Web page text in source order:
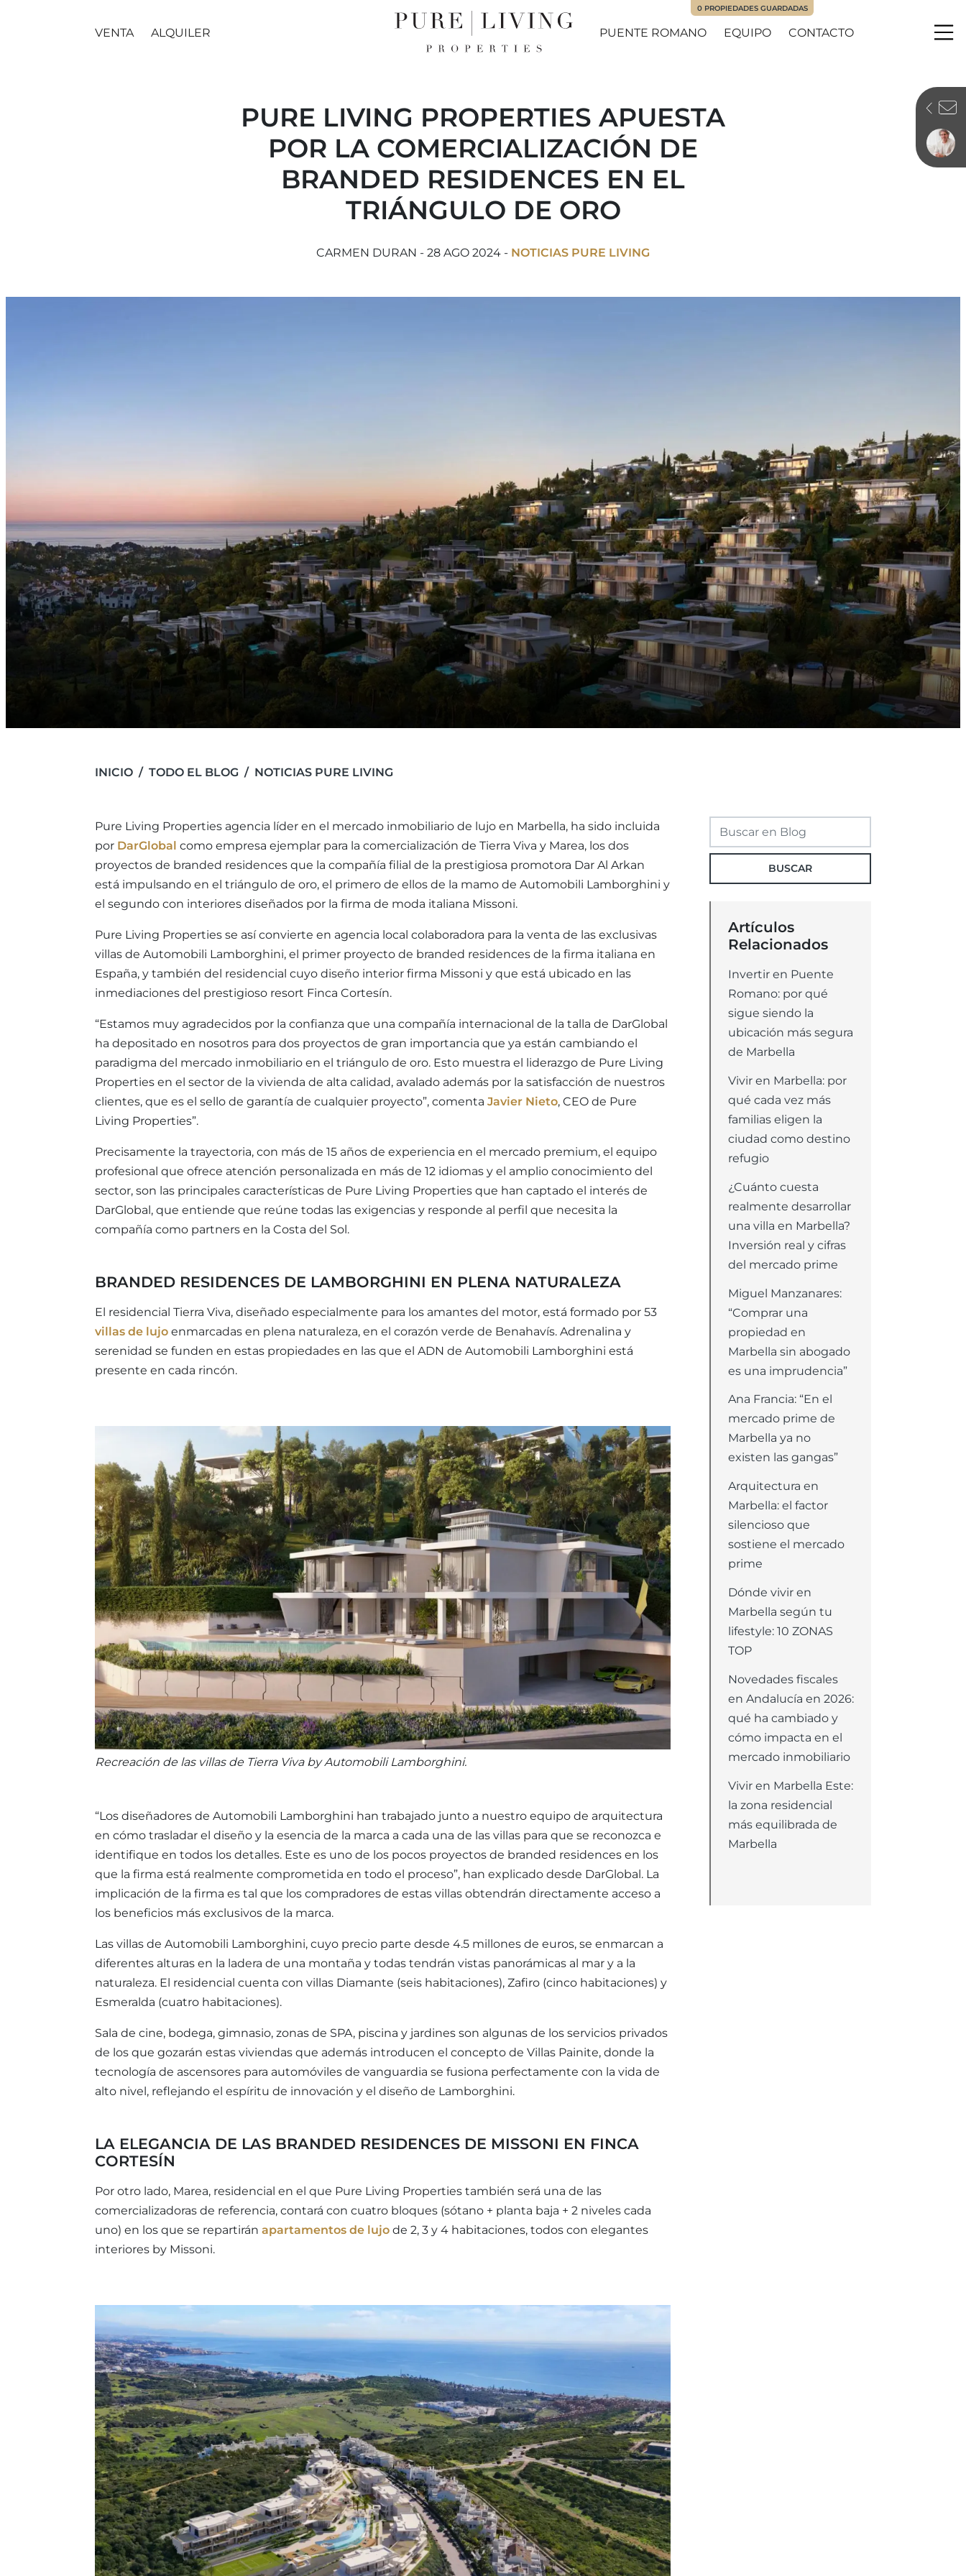
VENTA ALQUILER PUENTE ROMANO EQUIPO CONTACTO
0 PROPIEDADES GUARDADAS
PURE LIVING PROPERTIES APUESTA
POR LA COMERCIALIZACIÓN DE
BRANDED RESIDENCES EN EL
TRIÁNGULO DE ORO
CARMEN DURAN - 28 AGO 2024 - NOTICIAS PURE LIVING
INICIO TODO EL BLOG NOTICIAS PURE LIVING
Pure Living Properties agencia líder en el mercado inmobiliario de lujo en Marbella, ha sido incluida
por DarGlobal como empresa ejemplar para la comercialización de Tierra Viva y Marea, los dos
proyectos de branded residences que la compañía filial de la prestigiosa promotora Dar Al Arkan
está impulsando en el triángulo de oro, el primero de ellos de la mamo de Automobili Lamborghini y
el segundo con interiores diseñados por la firma de moda italiana Missoni.
Pure Living Properties se así convierte en agencia local colaboradora para la venta de las exclusivas
villas de Automobili Lamborghini, el primer proyecto de branded residences de la firma italiana en
España, y también del residencial cuyo diseño interior firma Missoni y que está ubicado en las
inmediaciones del prestigioso resort Finca Cortesín.
“Estamos muy agradecidos por la confianza que una compañía internacional de la talla de DarGlobal
ha depositado en nosotros para dos proyectos de gran importancia que ya están cambiando el
paradigma del mercado inmobiliario en el triángulo de oro. Esto muestra el liderazgo de Pure Living
Properties en el sector de la vivienda de alta calidad, avalado además por la satisfacción de nuestros
clientes, que es el sello de garantía de cualquier proyecto”, comenta Javier Nieto, CEO de Pure
Living Properties”.
Precisamente la trayectoria, con más de 15 años de experiencia en el mercado premium, el equipo
profesional que ofrece atención personalizada en más de 12 idiomas y el amplio conocimiento del
sector, son las principales características de Pure Living Properties que han captado el interés de
DarGlobal, que entiende que reúne todas las exigencias y responde al perfil que necesita la
compañía como partners en la Costa del Sol.
BRANDED RESIDENCES DE LAMBORGHINI EN PLENA NATURALEZA
El residencial Tierra Viva, diseñado especialmente para los amantes del motor, está formado por 53
villas de lujo enmarcadas en plena naturaleza, en el corazón verde de Benahavís. Adrenalina y
serenidad se funden en estas propiedades en las que el ADN de Automobili Lamborghini está
presente en cada rincón.
Recreación de las villas de Tierra Viva by Automobili Lamborghini.
“Los diseñadores de Automobili Lamborghini han trabajado junto a nuestro equipo de arquitectura
en cómo trasladar el diseño y la esencia de la marca a cada una de las villas para que se reconozca e
identifique en todos los detalles. Este es uno de los pocos proyectos de branded residences en los
que la firma está realmente comprometida en todo el proceso”, han explicado desde DarGlobal. La
implicación de la firma es tal que los compradores de estas villas obtendrán directamente acceso a
los beneficios más exclusivos de la marca.
Las villas de Automobili Lamborghini, cuyo precio parte desde 4.5 millones de euros, se enmarcan a
diferentes alturas en la ladera de una montaña y todas tendrán vistas panorámicas al mar y a la
naturaleza. El residencial cuenta con villas Diamante (seis habitaciones), Zafiro (cinco habitaciones) y
Esmeralda (cuatro habitaciones).
Sala de cine, bodega, gimnasio, zonas de SPA, piscina y jardines son algunas de los servicios privados
de los que gozarán estas viviendas que además introducen el concepto de Villas Painite, donde la
tecnología de ascensores para automóviles de vanguardia se fusiona perfectamente con la vida de
alto nivel, reflejando el espíritu de innovación y el diseño de Lamborghini.
LA ELEGANCIA DE LAS BRANDED RESIDENCES DE MISSONI EN FINCA
CORTESÍN
Por otro lado, Marea, residencial en el que Pure Living Properties también será una de las
comercializadoras de referencia, contará con cuatro bloques (sótano + planta baja + 2 niveles cada
uno) en los que se repartirán apartamentos de lujo de 2, 3 y 4 habitaciones, todos con elegantes
interiores by Missoni.
BUSCAR
Artículos
Relacionados
Invertir en Puente
Romano: por qué
sigue siendo la
ubicación más segura
de Marbella
Vivir en Marbella: por
qué cada vez más
familias eligen la
ciudad como destino
refugio
¿Cuánto cuesta
realmente desarrollar
una villa en Marbella?
Inversión real y cifras
del mercado prime
Miguel Manzanares:
“Comprar una
propiedad en
Marbella sin abogado
es una imprudencia”
Ana Francia: “En el
mercado prime de
Marbella ya no
existen las gangas”
Arquitectura en
Marbella: el factor
silencioso que
sostiene el mercado
prime
Dónde vivir en
Marbella según tu
lifestyle: 10 ZONAS
TOP
Novedades fiscales
en Andalucía en 2026:
qué ha cambiado y
cómo impacta en el
mercado inmobiliario
Vivir en Marbella Este:
la zona residencial
más equilibrada de
Marbella